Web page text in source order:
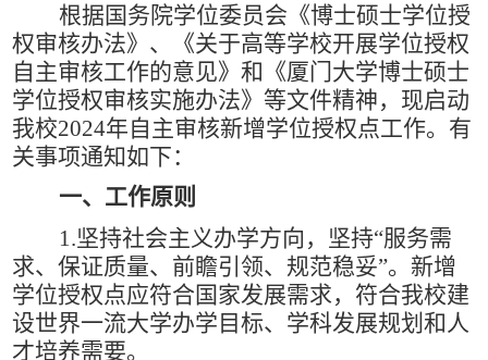
根据国务院学位委员会《博士硕士学位授
权审核办法》、《关于高等学校开展学位授权
自主审核工作的意见》和《厦门大学博士硕士
学位授权审核实施办法》等文件精神，现启动
我校2024年自主审核新增学位授权点工作。有
关事项通知如下：
一、工作原则
1.坚持社会主义办学方向，坚持“服务需
求、保证质量、前瞻引领、规范稳妥”。新增
学位授权点应符合国家发展需求，符合我校建
设世界一流大学办学目标、学科发展规划和人
才培养需要。